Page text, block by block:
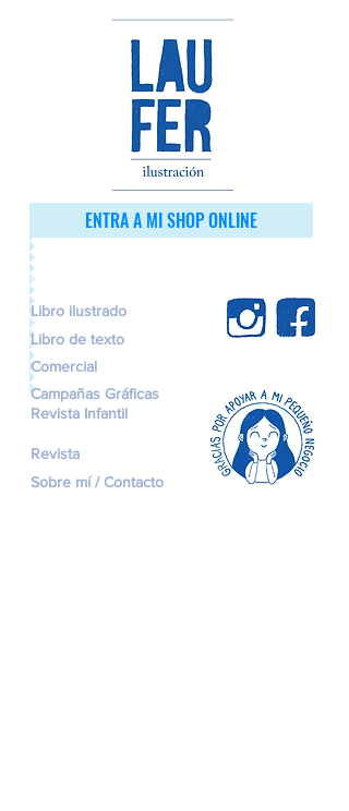
ENTRA A MI SHOP ONLINE
Libro ilustrado
Libro de texto
Comercial
Campañas Gráficas
Revista Infantil
Revista
Sobre mí / Contacto